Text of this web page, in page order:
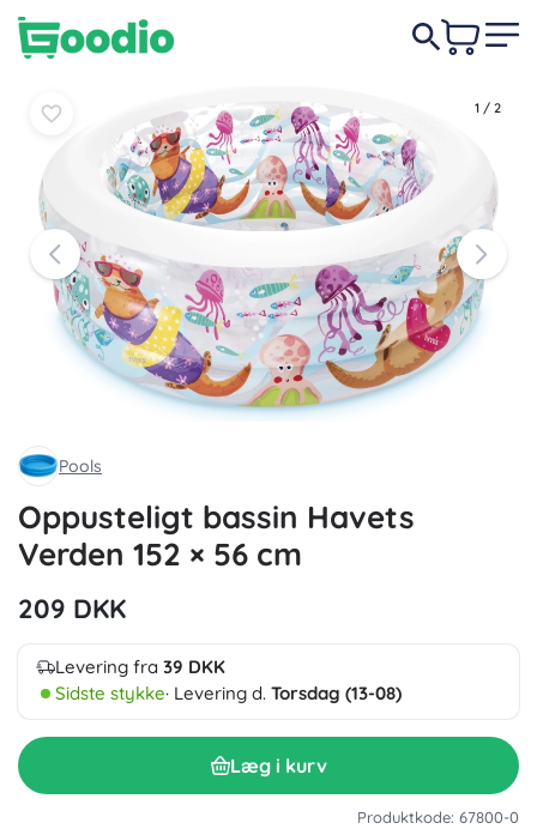
1 / 2
Pools
Oppusteligt bassin Havets
Verden 152 × 56 cm
209 DKK
Levering fra 39 DKK
Sidste stykke· Levering d. Torsdag (13-08)
Læg i kurv
Produktkode: 67800-0
209 DKK
Læg i